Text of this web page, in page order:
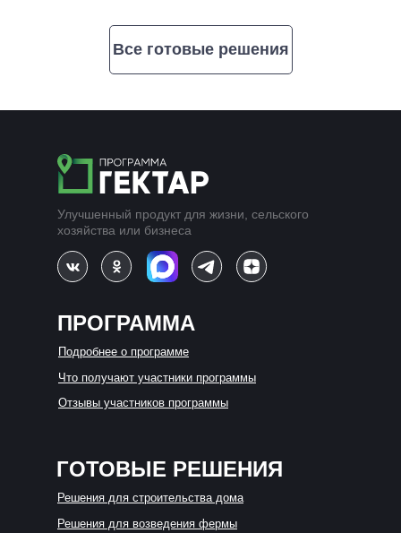
Все готовые решения
Улучшенный продукт для жизни, сельского
хозяйства или бизнеса
ГОТОВЫЕ РЕШЕНИЯ
Решения для строительства дома
Решения для возведения фермы
ПРОГРАММА
Подробнее о программе
Что получают участники программы
Отзывы участников программы